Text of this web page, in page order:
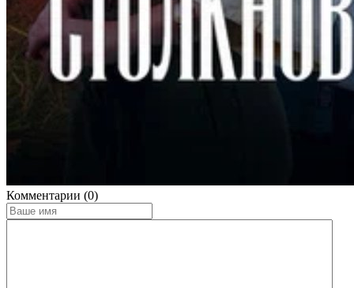
Комментарии (0)